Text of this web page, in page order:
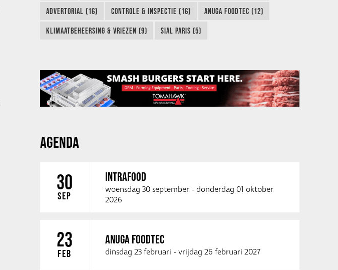
ADVERTORIAL (16) CONTROLE & INSPECTIE (16) ANUGA FOODTEC (12)
KLIMAATBEHEERSING & VRIEZEN (9) SIAL PARIS (5)
AGENDA
30
SEP
INTRAFOOD
woensdag 30 september - donderdag 01 oktober
2026
23
FEB
ANUGA FOODTEC
dinsdag 23 februari - vrijdag 26 februari 2027